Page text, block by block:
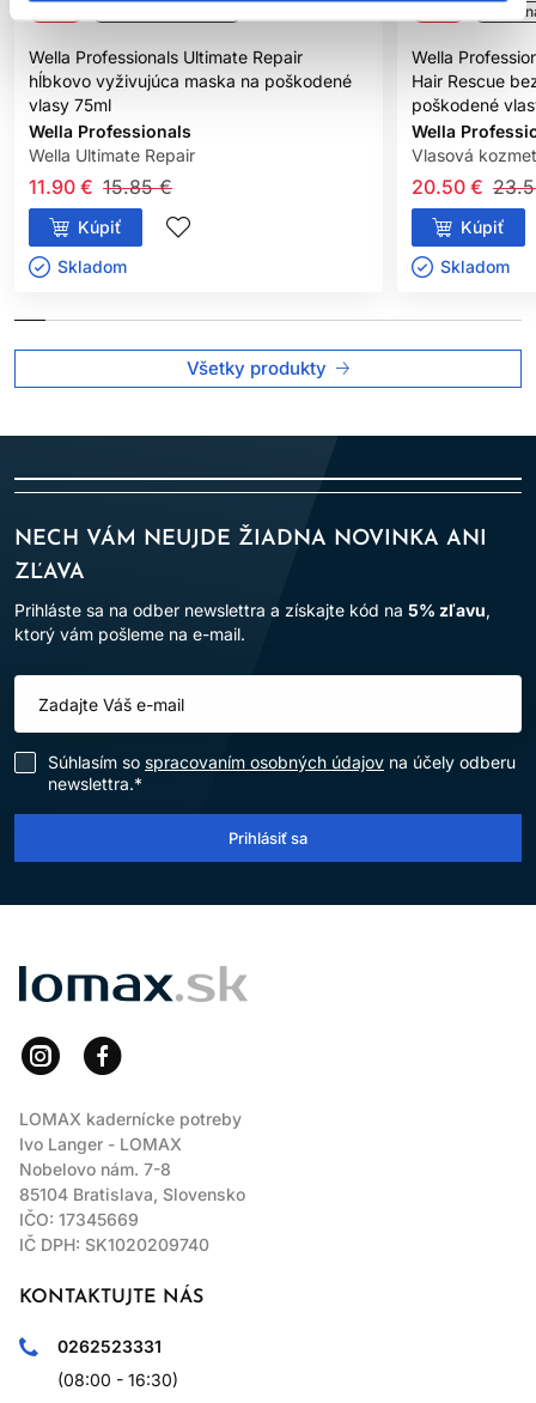
Wella Professionals Ultimate Repair
hĺbkovo vyživujúca maska na poškodené
vlasy 75ml
Wella Professionals
Wella Ultimate Repair
15.85 €
11.90 €
Kúpiť
Skladom ㅤ
Wella
Hair Rescue
poškodené
Wella
Vlasová
20.50 €
Kúpiť
Skladom ㅤ
Všetky produkty
NECH VÁM NEUJDE ŽIADNA NOVINKA ANI
ZĽAVA
Prihláste sa na odber newslettra a získajte kód na 5% zľavu,
ktorý vám pošleme na e-mail.
Súhlasím so spracovaním osobných údajov na účely odberu
newslettra.*
Prihlásiť sa
LOMAX
LOMAX kadernícke potreby
Ivo Langer - LOMAX
Nobelovo nám. 7-8
85104 Bratislava, Slovensko
IČO: 17345669
IČ DPH: SK1020209740
KONTAKTUJTE NÁS
0262523331
(08:00 - 16:30)